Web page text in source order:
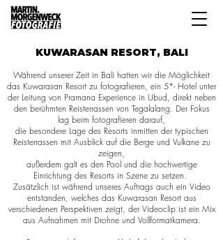
KUWARASAN RESORT, BALI
Während unserer Zeit in Bali hatten wir die Möglichkeit
das Kuwarasan Resort zu fotografieren, ein 5*- Hotel unter
der Leitung von Pramana Experience in Ubud, direkt neben
den berühmten Reisterrassen von Tegalalang. Der Fokus
lag beim fotografieren darauf,
die besondere Lage des Resorts inmitten der typischen
Reisterrassen mit Ausblick auf die Berge und Vulkane zu
zeigen,
außerdem galt es den Pool und die hochwertige
Einrichtung des Resorts in Szene zu setzen.
Zusätzlich ist während unseres Auftrags auch ein Video
entstanden, welches das Kuwarasan Resort aus
verschiedenen Perspektiven zeigt, der Videoclip ist ein Mix
aus Aufnahmen mit Drohne und Vollformatkamera.